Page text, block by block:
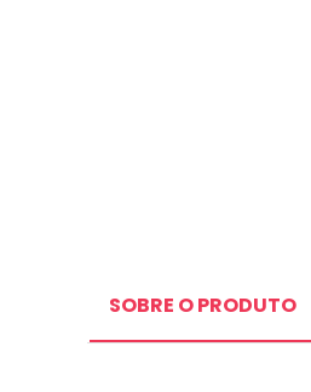
SOBRE O PRODUTO